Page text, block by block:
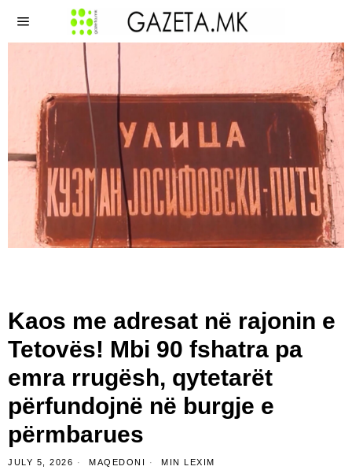
Kaos me adresat në rajonin e
Tetovës! Mbi 90 fshatra pa
emra rrugësh, qytetarët
përfundojnë në burgje e
përmbarues
JULY 5, 2026 MAQEDONI MIN LEXIM